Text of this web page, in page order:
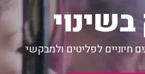
חיוניים לפליטים ולמבקשי